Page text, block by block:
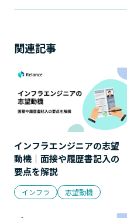
関連記事
インフラエンジニアの志望
動機｜面接や履歴書記入の
要点を解説
インフラ 志望動機